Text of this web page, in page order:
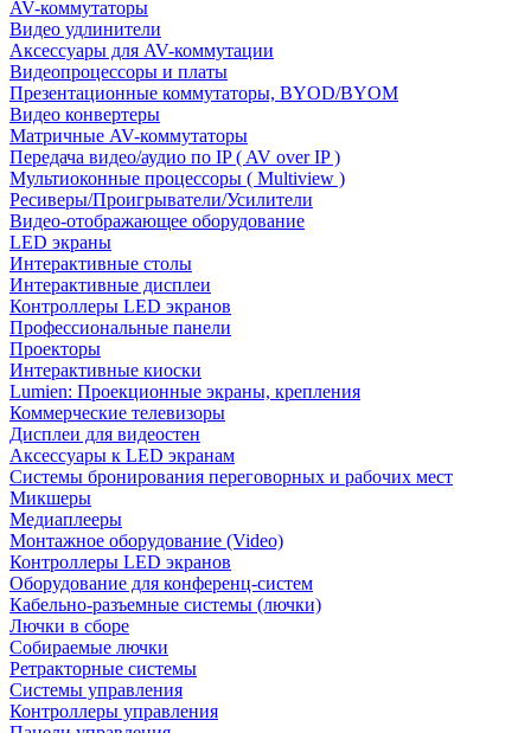
AV-коммутаторы
Видео удлинители
Аксессуары для AV-коммутации
Видеопроцессоры и платы
Презентационные коммутаторы, BYOD/BYOM
Видео конвертеры
Матричные AV-коммутаторы
Передача видео/аудио по IP ( AV over IP )
Мультиоконные процессоры ( Multiview )
Ресиверы/Проигрыватели/Усилители
Видео-отображающее оборудование
LED экраны
Интерактивные столы
Интерактивные дисплеи
Контроллеры LED экранов
Профессиональные панели
Проекторы
Интерактивные киоски
Lumien: Проекционные экраны, крепления
Коммерческие телевизоры
Дисплеи для видеостен
Аксессуары к LED экранам
Системы бронирования переговорных и рабочих мест
Микшеры
Медиаплееры
Монтажное оборудование (Video)
Контроллеры LED экранов
Оборудование для конференц-систем
Кабельно-разъемные системы (лючки)
Лючки в сборе
Собираемые лючки
Ретракторные системы
Системы управления
Контроллеры управления